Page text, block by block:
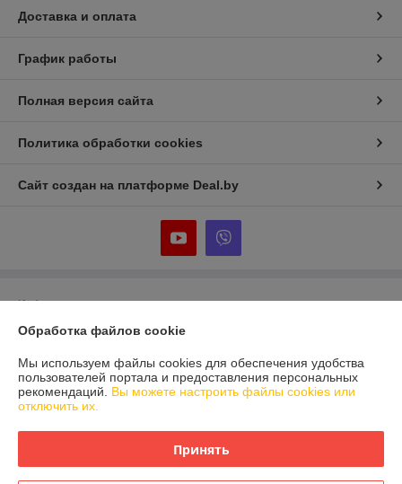
Доставка и оплата
График работы
Полная версия сайта
Политика обработки cookies
Сайт создан на платформе Deal.by
Информация для покупателя
Юридическое лицо:Частное предприятие «Фабрика Плексолл»
Регистрационный номер ЕГР: 192555222
УНП: 192555222
Регистрационный орган: Мингорисполком
Дата регистрации компании: 26.10.2015
Обработка файлов cookie
Мы используем файлы cookies для обеспечения удобства
пользователей портала и предоставления персональных
рекомендаций. Вы можете настроить файлы cookies или
отключить их.
Принять